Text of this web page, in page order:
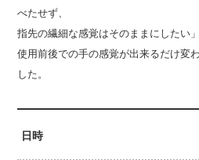
べたせず、
指先の繊細な感覚はそのままにしたい
使用前後での手の感覚が出来るだけ変
した。
日時